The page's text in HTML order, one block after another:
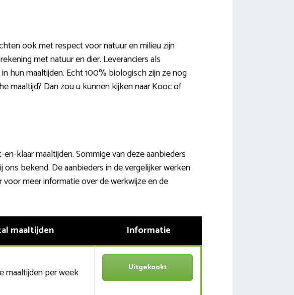
ook met respect voor natuur en milieu zijn
met natuur en dier. Leveranciers als
hun maaltijden. Echt 100% biologisch zijn ze nog
maaltijd? Dan zou u kunnen kijken naar Kooc of
klaar maaltijden. Sommige van deze aanbieders
bekend. De aanbieders in de vergelijker werken
meer informatie over de werkwijze en de
maaltijden Informatie
maaltijden per week Uitgekookt